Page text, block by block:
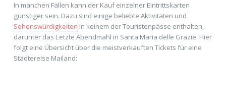
In manchen Fällen kann der Kauf einzelner Eintrittskarten
günstiger sein. Dazu sind einige beliebte Aktivitäten und
Sehenswürdigkeiten in keinem der Touristenpässe enthalten,
darunter das Letzte Abendmahl in Santa Maria delle Grazie. Hier
folgt eine Übersicht über die meistverkauften Tickets für eine
Städtereise Mailand: